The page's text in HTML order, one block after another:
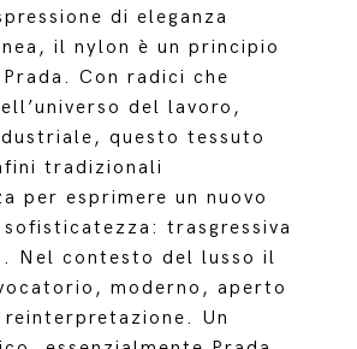
di eleganza
il nylon è un principio
Con radici che
del lavoro,
questo tessuto
tradizionali
per esprimere un nuovo
trasgressiva
Nel contesto del lusso il
moderno, aperto
reinterpretazione. Un